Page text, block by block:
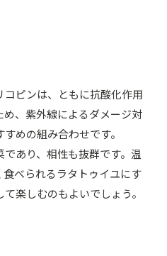
ピンは、ともに抗酸化作用
、紫外線によるダメージ対
めの組み合わせです。
あり、相性も抜群です。温
べられるラタトゥイユにす
楽しむのもよいでしょう。